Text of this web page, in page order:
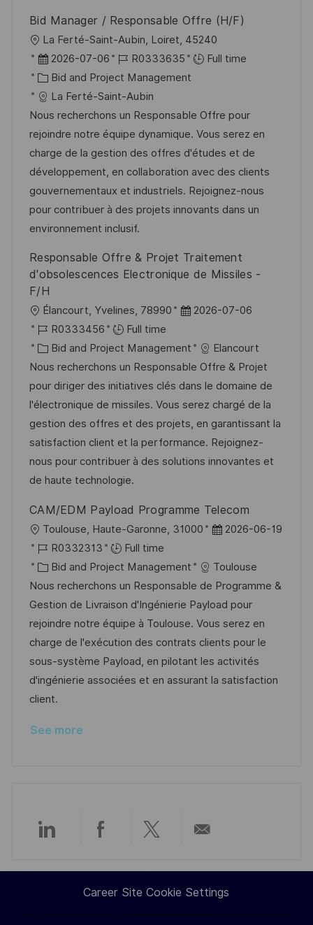
Bid Manager / Responsable Offre (H/F)
L
o
c
a
t
i
o
n
La Ferté-Saint-Aubin, Loiret, 45240
P
o
s
t
e
d
D
a
t
e
2026-07-06
J
o
b
I
d
R0333635
Full time
C
a
t
e
g
o
r
y
Bid and Project Management
La Ferté-Saint-Aubin
Nous recherchons un Responsable Offre pour
rejoindre notre équipe dynamique. Vous serez en
charge de la gestion des offres d'études et de
développement, en collaboration avec des clients
gouvernementaux et industriels. Rejoignez-nous
pour contribuer à des projets innovants dans un
environnement inclusif.
Responsable Offre & Projet Traitement
d'obsolescences Electronique de Missiles -
F/H
L
o
c
a
t
i
o
n
Élancourt, Yvelines, 78990
P
s
t
e
d
D
a
t
2026-07-06
J
o
b
I
d
R0333456
Full time
C
a
t
e
g
o
r
y
Bid and Project Management
Elancourt
Nous recherchons un Responsable Offre & Projet
pour diriger des initiatives clés dans le domaine de
l'électronique de missiles. Vous serez chargé de la
gestion des offres et des projets, en garantissant la
satisfaction client et la performance. Rejoignez-
nous pour contribuer à des solutions innovantes et
de haute technologie.
CAM/EDM Payload Programme Telecom
L
o
c
a
t
i
o
n
Toulouse, Haute-Garonne, 31000
P
s
t
e
d
D
a
t
2026-06-19
J
o
b
I
d
R0332313
Full time
C
a
t
e
g
o
r
y
Bid and Project Management
Toulouse
Nous recherchons un Responsable de Programme &
Gestion de Livraison d'Ingénierie Payload pour
rejoindre notre équipe à Toulouse. Vous serez en
charge de l'exécution des contrats clients pour le
sous-système Payload, en pilotant les activités
d'ingénierie associées et en assurant la satisfaction
client.
See more
Share
via
LinkedIn
Share
via
Facebook
Share
via
twitter
via
email
Career Site Cookie Settings